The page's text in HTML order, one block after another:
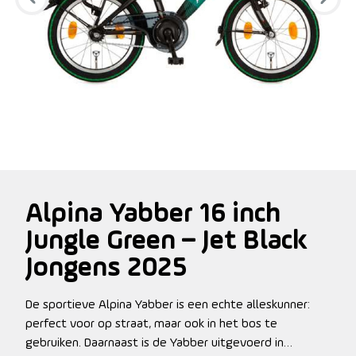
Alpina Yabber 16 inch
Jungle Green – Jet Black
Jongens 2025
De sportieve Alpina Yabber is een echte alleskunner:
perfect voor op straat, maar ook in het bos te
gebruiken. Daarnaast is de Yabber uitgevoerd in